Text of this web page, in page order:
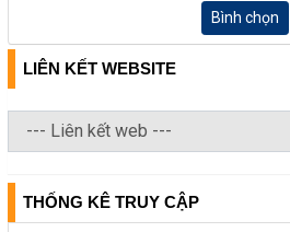
Bình chọn
LIÊN KẾT WEBSITE
THỐNG KÊ TRUY CẬP